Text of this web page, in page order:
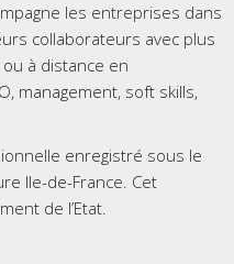
les entreprises dans
collaborateurs avec plus
à distance en
management, soft skills,
enregistré sous le
Ile-de-France. Cet
de l’Etat.